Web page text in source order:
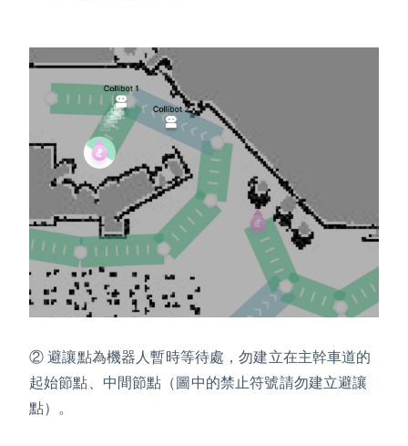
② 避讓點為機器人暫時等待處，勿建立在主幹車道的
起始節點、中間節點（圖中的禁止符號請勿建立避讓
點）。